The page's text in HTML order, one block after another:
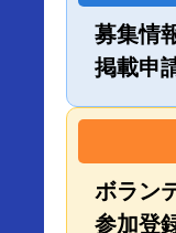
募集情
掲載申
ボラン
参加登